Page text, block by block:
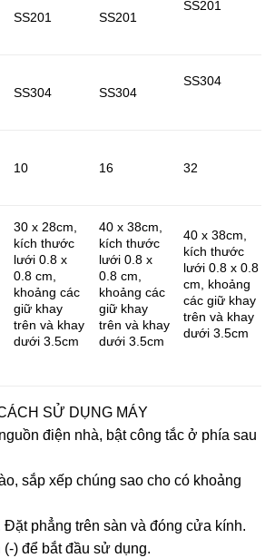
SS201 SS201
SS201
SS304​ SS304​
SS304​
10​ 16​ 32​
30 x 28cm,
kích thước
lưới 0.8 x
0.8 cm,
khoảng các
giữ khay
trên và khay
dưới 3.5cm​
40 x 38cm,
kích thước
lưới 0.8 x
0.8 cm,
khoảng các
giữ khay
trên và khay
dưới 3.5cm​
40 x 38cm,
kích thước
lưới 0.8 x 0.8
cm, khoảng
các giữ khay
trên và khay
dưới 3.5cm​
SỬ DỤNG MÁY
điện nhà, bật công tắc ở phía sau
sắp xếp chúng sao cho có khoảng
phẳng trên sàn và đóng cửa kính.
) để bắt đầu sử dụng.